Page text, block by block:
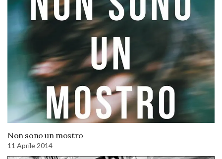
Non sono un mostro
11 Aprile 2014